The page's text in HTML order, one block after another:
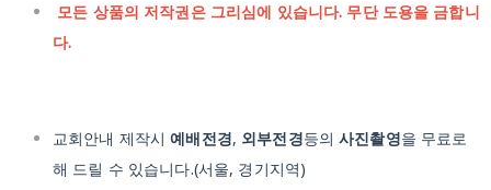
모든 상품의 저작권은 그리심에 있습니다. 무단 도용을 금합니
다.
교회안내 제작시예배전경, 외부전경등의사진촬영을 무료로
해 드릴 수 있습니다.(서울, 경기지역)